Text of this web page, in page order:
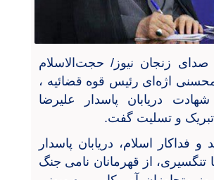
صدای زنجان نیوز/ حجت‌الاسلام
اژه‌ای رئیس قوه قضائیه ،
دریابان پاسدار علیرضا
و تسلیت گفت.
و فداکار اسلام، دریابان پاسدار
تنگسیری، از قهرمانان نامی جنگ